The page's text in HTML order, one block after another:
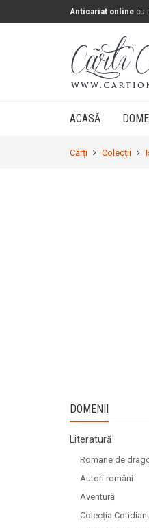
Anticariat online cu
ACASĂ
Cărți Colecții
DOMENII
Literatură
Romane de
Autori români
Aventură
Colecția